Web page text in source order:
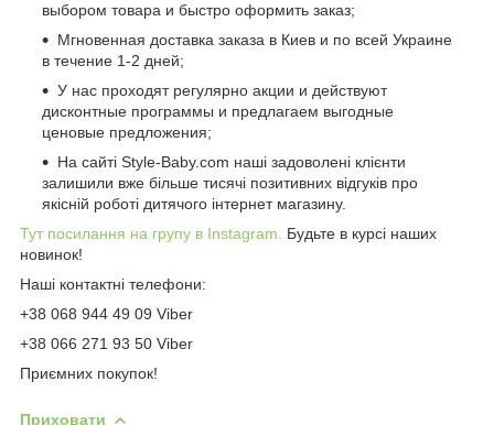
выбором товара и быстро оформить заказ;
Мгновенная доставка заказа в Киев и по всей Украине
в течение 1-2 дней;
У нас проходят регулярно акции и действуют
дисконтные программы и предлагаем выгодные
ценовые предложения;
На сайті Style-Baby.com наші задоволені клієнти
залишили вже більше тисячі позитивних відгуків про
якісній роботі дитячого інтернет магазину.
Тут посилання на групу в Instagram. Будьте в курсі наших
новинок!
Наші контактні телефони:
+38 068 944 49 09 Viber
+38 066 271 93 50 Viber
Приємних покупок!
Приховати